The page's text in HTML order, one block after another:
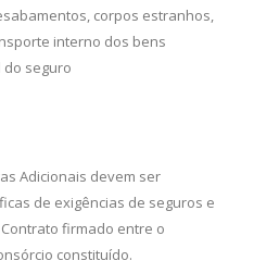
corpos estranhos,
interno dos bens
seguro
Adicionais devem ser
de exigências de seguros e
firmado entre o
constituído.